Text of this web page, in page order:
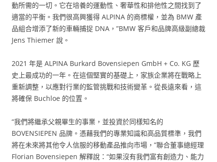
動所需的一切。它在培養的運動性、奢華性和排他性之間找到了
適當的平衡。我們很高興獲得 ALPINA 的商標權，並為 BMW 產
品組合增添了新的車輛捕捉 DNA，”BMW 客戶和品牌高級副總裁
Jens Thiemer 說。
2021 年是 ALPINA Burkard Bovensiepen GmbH + Co. KG 歷
史上最成功的一年。在這個堅實的基礎上，家族企業將在戰略上
重新調整，以應對行業的監管挑戰和技術變革。從長遠來看，這
將確保 Buchloe 的位置。
“我們將繼承父親畢生的事業，並投資於同樣知名的
BOVENSIEPEN 品牌。憑藉我們的專業知識和高品質標準，我們
將在未來將其他令人信服的移動產品推向市場，”聯合董事總經理
Florian Bovensiepen 解釋說：“如果沒有我們富有創造力、能力